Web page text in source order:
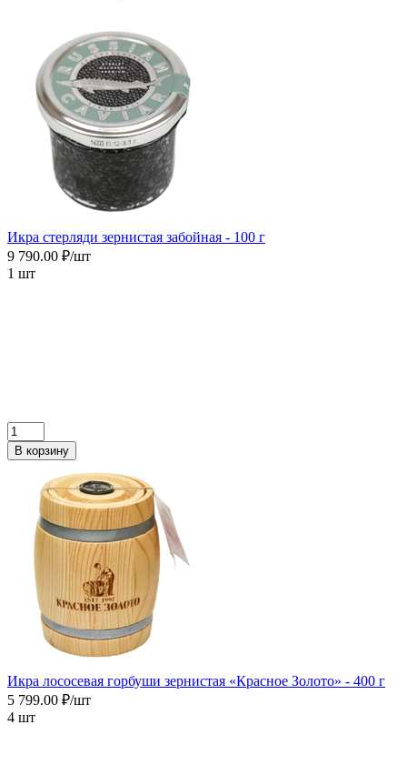
Икра cтерляди зернистая забойная - 100 г
9 790.00 ₽/шт
1 шт
В корзину
Икра лососевая горбуши зернистая «Красное Золото» - 400 г
5 799.00 ₽/шт
4 шт